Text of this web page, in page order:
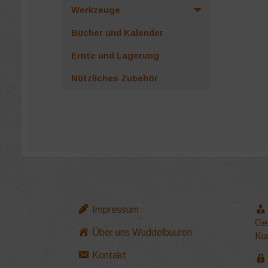
Werkzeuge
Bücher und Kalender
Ernte und Lagerung
Nützliches Zubehör
Impressum
Über uns Wuddelbuuren
Kontakt